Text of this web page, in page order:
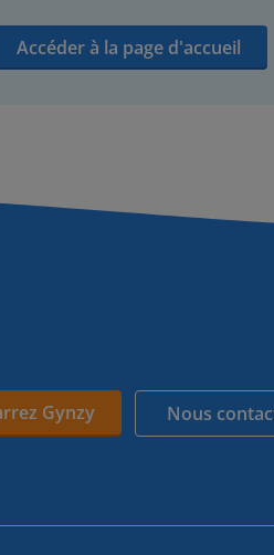
Accéder à la page d'accueil
Gynzy Nous